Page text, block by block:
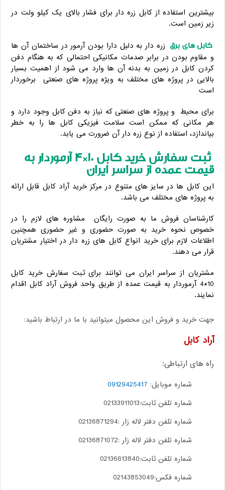
بیشترین استفاده از کابل زره دار برای فشار بالای یک کیلو ولت در
زیر زمین است.
کابل های برق زره دار به دلیل دارا بودن آرمور در ساختمان آن ها
و مقاوم بودن در برابر صدمات مکانیکی احتمالی که به هنگام دفن
کردن کابل در زمین به بدنه آن ها وارد می شود از اهمیت بسیار
بالایی در پروژه های مختلف به ویژه پروژه های صنعتی برخوردار
است
برای محیط و پروژه های صنعتی که نیاز به دفن کابل وجود دارد و
هر مکانی که ممکن است سلامت فیزیکی کابل ها را به خطر
بیاندازد، استفاده از نوع زره دار آن ضرورت می یابد.
ثبت سفارش خرید کابل 10*4 آرموردار به
قیمت عمده از سراسر ایران
این کابل ها در سایز های متنوع در مرکز خرید آراد کابل قابل ارائه
به پروژه های مختلف می باشد.
کارشناسان فروش ما به صورت رایگان مشاوره های لازم را در
خصوص نحوه خرید به صورت حضوری و غیر حضوری همچنین
اطلاعات لازم برای خرید انواع کابل های زره دار در اختیار مشتریان
قرار می دهند.
مشتریان از سراسر ایران می توانند برای ثبت سفارش خرید کابل
10*4 آرموردار به قیمت عمده از طریق واحد فروش آراد کابل اقدام
نمایند.
جهت خرید و فروش این محصول میتوانید با ما در ارتباط باشید:
آراد کابل
راه های ارتباطی:
شماره موبایل: 09129425417
شماره تلفن ثابت:02133911013
شماره تلفن دفتر لاله زار :02136871294
شماره تلفن دفتر لاله زار :02136871072
شماره تلفن ثابت:02136613840
شماره فکس:02143853049